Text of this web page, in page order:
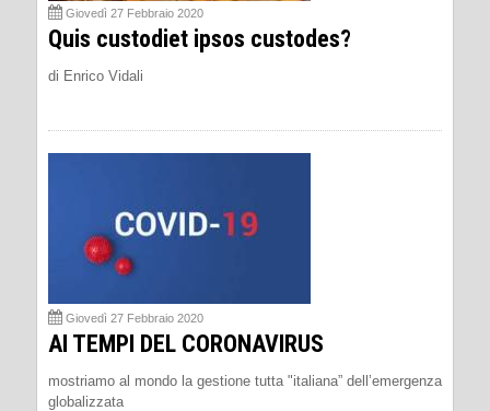
Giovedì 27 Febbraio 2020
Quis custodiet ipsos custodes?
di Enrico Vidali
Giovedì 27 Febbraio 2020
AI TEMPI DEL CORONAVIRUS
mostriamo al mondo la gestione tutta "italiana” dell’emergenza
globalizzata